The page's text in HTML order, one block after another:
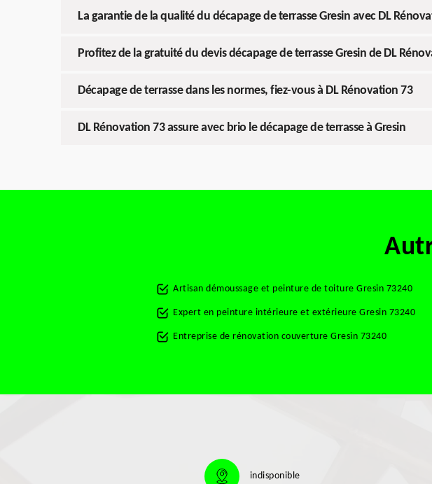
La garantie de la qualité du décapage de terrasse Gresin avec DL
Profitez de la gratuité du devis décapage de terrasse Gresin de DL
Décapage de terrasse dans les normes, fiez-vous à DL Rénovation 73
DL Rénovation 73 assure avec brio le décapage de terrasse à Gresin
Artisan démoussage et peinture de toiture Gresin 73240
Expert en peinture intérieure et extérieure Gresin 73240
Entreprise de rénovation couverture Gresin 73240
indisponible